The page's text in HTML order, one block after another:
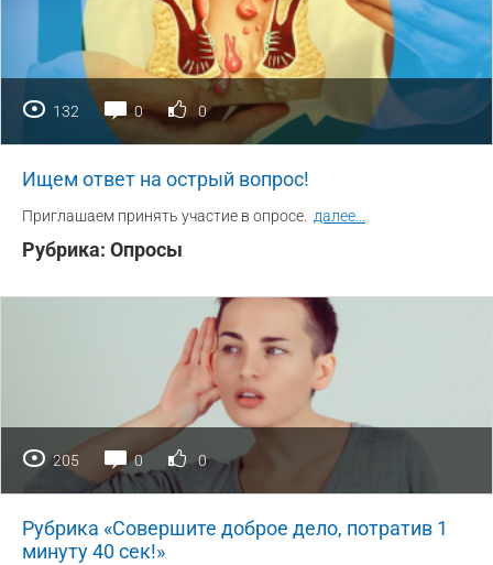
132 0 0
Ищем ответ на острый вопрос!
Приглашаем принять участие в опросе. далее
Рубрика: Опросы
205 0 0
Рубрика «Совершите доброе дело, потратив 1
минуту 40 сек!»